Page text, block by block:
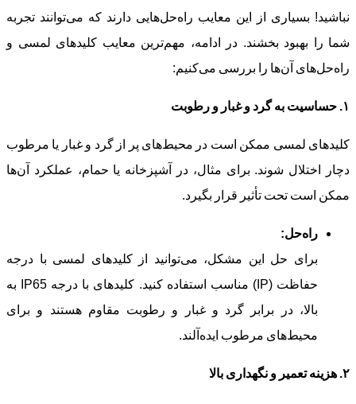
نباشید! بسیاری از این معایب راه‌حل‌هایی دارند که می‌توانند تجربه
شما را بهبود بخشند. در ادامه، مهم‌ترین معایب کلیدهای لمسی و
راه‌حل‌های آن‌ها را بررسی می‌کنیم:
۱. حساسیت به گرد و غبار و رطوبت
کلیدهای لمسی ممکن است در محیط‌های پر از گرد و غبار یا مرطوب
دچار اختلال شوند. برای مثال، در آشپزخانه یا حمام، عملکرد آن‌ها
ممکن است تحت تأثیر قرار بگیرد.
راه‌حل:
برای حل این مشکل، می‌توانید از کلیدهای لمسی با درجه
حفاظت (IP) مناسب استفاده کنید. کلیدهای با درجه IP65 به
بالا، در برابر گرد و غبار و رطوبت مقاوم هستند و برای
محیط‌های مرطوب ایده‌آلند.
۲. هزینه تعمیر و نگهداری بالا